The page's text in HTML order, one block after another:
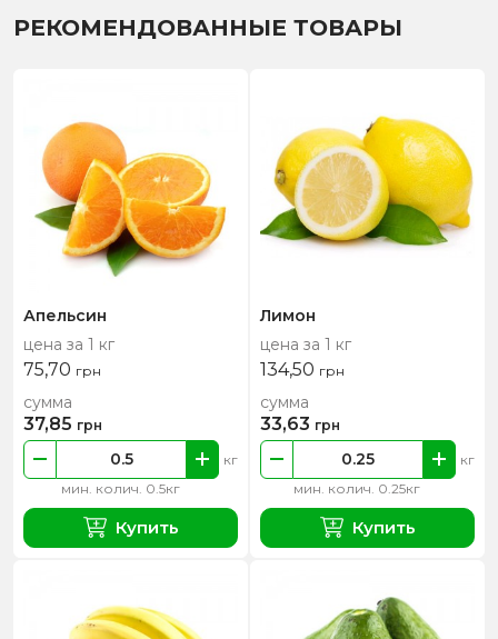
РЕКОМЕНДОВАННЫЕ ТОВАРЫ
Апельсин
цена за 1 кг
75,70 грн
мин. колич. 0.5кг
кг
сумма
37,85 грн
Купить
Лимон
цена за 1 кг
134,50 грн
мин. колич. 0.25кг
кг
сумма
33,63 грн
Купить